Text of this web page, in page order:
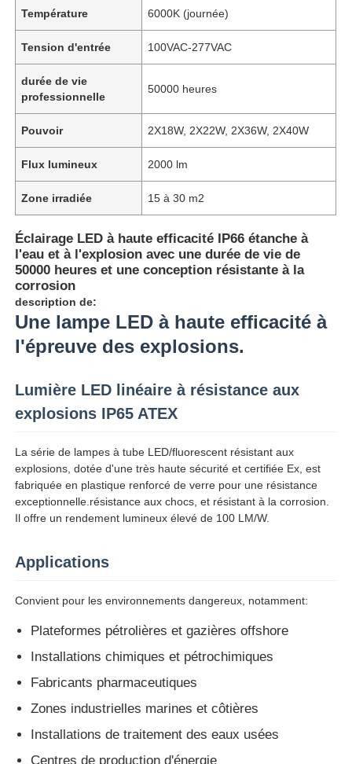
Aperçu
Produits
A propos de nous
Température 6000K (journée)
Tension d'entrée 100VAC-277VAC
durée de vie
professionnelle
50000 heures
Pouvoir 2X18W, 2X22W, 2X36W, 2X40W
Flux lumineux 2000 lm
Zone irradiée 15 à 30 m2
Éclairage LED à haute efficacité IP66 étanche à
l'eau et à l'explosion avec une durée de vie de
50000 heures et une conception résistante à la
corrosion
description de:
Une lampe LED à haute efficacité à
l'épreuve des explosions.
Lumière LED linéaire à résistance aux
explosions IP65 ATEX
La série de lampes à tube LED/fluorescent résistant aux
explosions, dotée d'une très haute sécurité et certifiée Ex, est
fabriquée en plastique renforcé de verre pour une résistance
exceptionnelle.résistance aux chocs, et résistant à la corrosion.
Il offre un rendement lumineux élevé de 100 LM/W.
Applications
Convient pour les environnements dangereux, notamment:
Plateformes pétrolières et gazières offshore
Installations chimiques et pétrochimiques
Fabricants pharmaceutiques
Zones industrielles marines et côtières
Installations de traitement des eaux usées
Centres de production d'énergie